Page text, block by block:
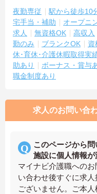
夜勤専従 駅から徒歩10
宅手当・補助
オープニ
求人
無資格OK 高収入
勤のみ
ブランクOK 資
休･育休･介護休暇取得実
助あり
ボーナス・賞与
職金制度あり
求人のお問い合
このページから
施設に個人情報
マイナビ介護職への
い合わせ後すぐに求
ございません。ご本